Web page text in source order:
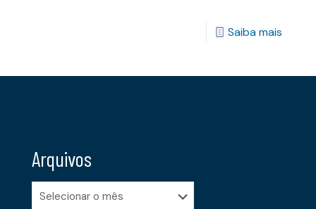
Saiba mais
Arquivos
Arquivos